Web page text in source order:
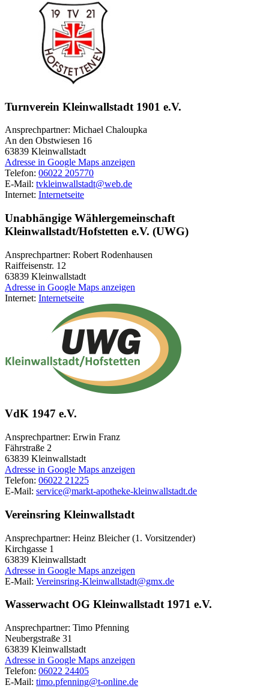
Turnverein Kleinwallstadt 1901 e.V.
Ansprechpartner: Michael Chaloupka
An den Obstwiesen 16
63839 Kleinwallstadt
Adresse in Google Maps anzeigen
Telefon: 06022 205770
E-Mail: tvkleinwallstadt@web.de
Internet: Internetseite
Unabhängige Wählergemeinschaft
Kleinwallstadt/Hofstetten e.V. (UWG)
Ansprechpartner: Robert Rodenhausen
Raiffeisenstr. 12
63839 Kleinwallstadt
Adresse in Google Maps anzeigen
Internet: Internetseite
VdK 1947 e.V.
Ansprechpartner: Erwin Franz
Fährstraße 2
63839 Kleinwallstadt
Adresse in Google Maps anzeigen
Telefon: 06022 21225
E-Mail: service@markt-apotheke-kleinwallstadt.de
Vereinsring Kleinwallstadt
Ansprechpartner: Heinz Bleicher (1. Vorsitzender)
Kirchgasse 1
63839 Kleinwallstadt
Adresse in Google Maps anzeigen
E-Mail: Vereinsring-Kleinwallstadt@gmx.de
Wasserwacht OG Kleinwallstadt 1971 e.V.
Ansprechpartner: Timo Pfenning
Neubergstraße 31
63839 Kleinwallstadt
Adresse in Google Maps anzeigen
Telefon: 06022 24405
E-Mail: timo.pfenning@t-online.de